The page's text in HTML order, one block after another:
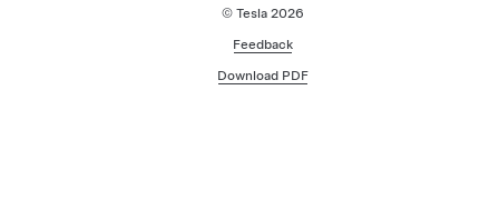
© Tesla 2026
Feedback
Download PDF